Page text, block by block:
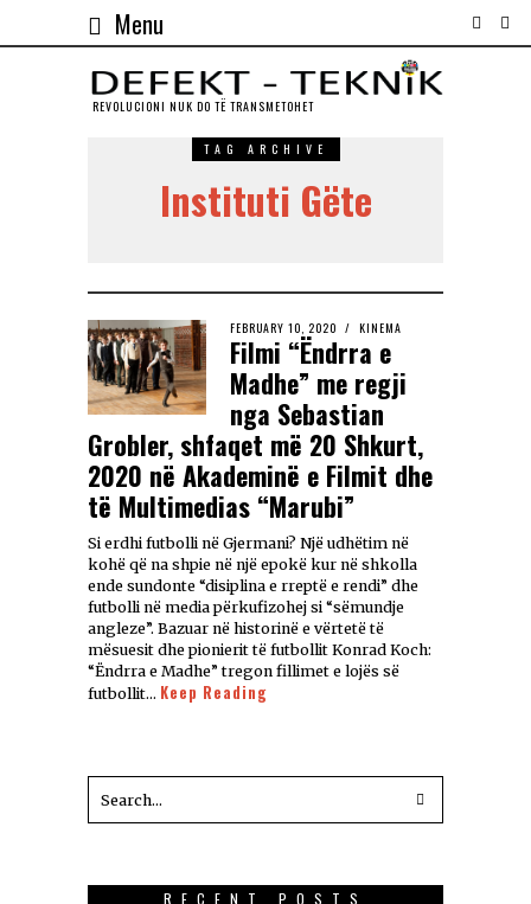
Menu
REVOLUCIONI NUK DO TЁ TRANSMETOHET
TAG ARCHIVE
Instituti Gëte
FEBRUARY 10, 2020 KINEMA
Filmi “Ëndrra e
Madhe” me regji
nga Sebastian
Grobler, shfaqet më 20 Shkurt,
2020 në Akademinë e Filmit dhe
të Multimedias “Marubi”
Si erdhi futbolli në Gjermani? Një udhëtim në
kohë që na shpie në një epokë kur në shkolla
ende sundonte “disiplina e rreptë e rendi” dhe
futbolli në media përkufizohej si “sëmundje
angleze”. Bazuar në historinë e vërtetë të
mësuesit dhe pionierit të futbollit Konrad Koch:
“Ëndrra e Madhe” tregon fillimet e lojës së
futbollit… Keep Reading
RECENT POSTS